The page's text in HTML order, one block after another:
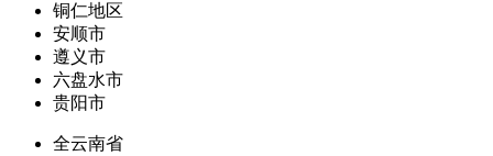
铜仁地区
安顺市
遵义市
六盘水市
贵阳市
全云南省